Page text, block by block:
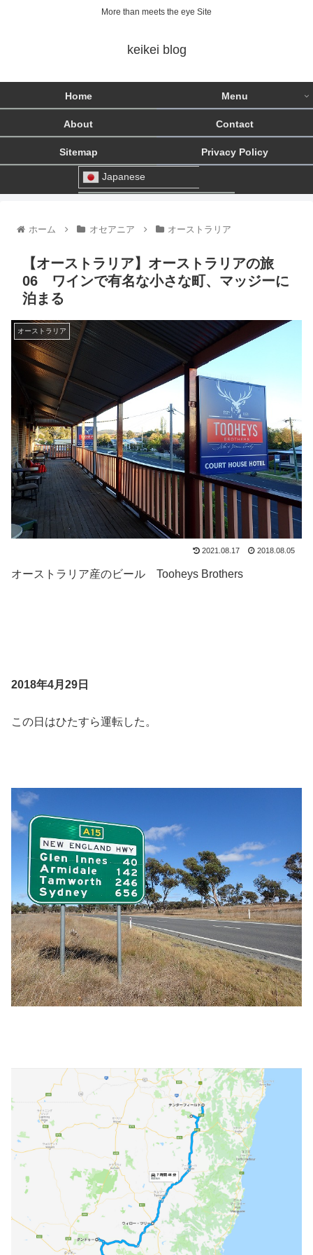
More than meets the eye Site
keikei blog
Home Menu
About Contact
Sitemap Privacy Policy
Japanese
ホーム オセアニア オーストラリア
【オーストラリア】オーストラリアの旅
06 ワインで有名な小さな町、マッジーに
泊まる
オーストラリア
2021.08.17 2018.08.05
オーストラリア産のビール Tooheys Brothers
2018年4月29日
この日はひたすら運転した。